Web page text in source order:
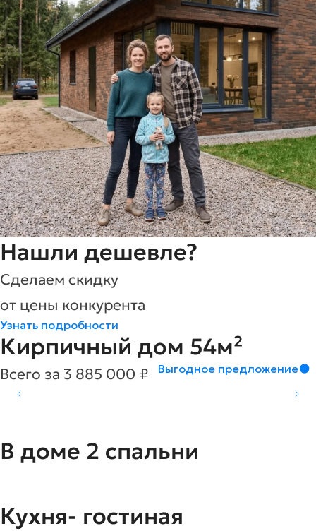
Нашли дешевле?
Сделаем скидку
от цены конкурента
Узнать подробности
Кирпичный дом 54м²
Всего за 3 885 000 ₽ Выгодное предложение
В доме 2 cпальни
Кухня- гостиная